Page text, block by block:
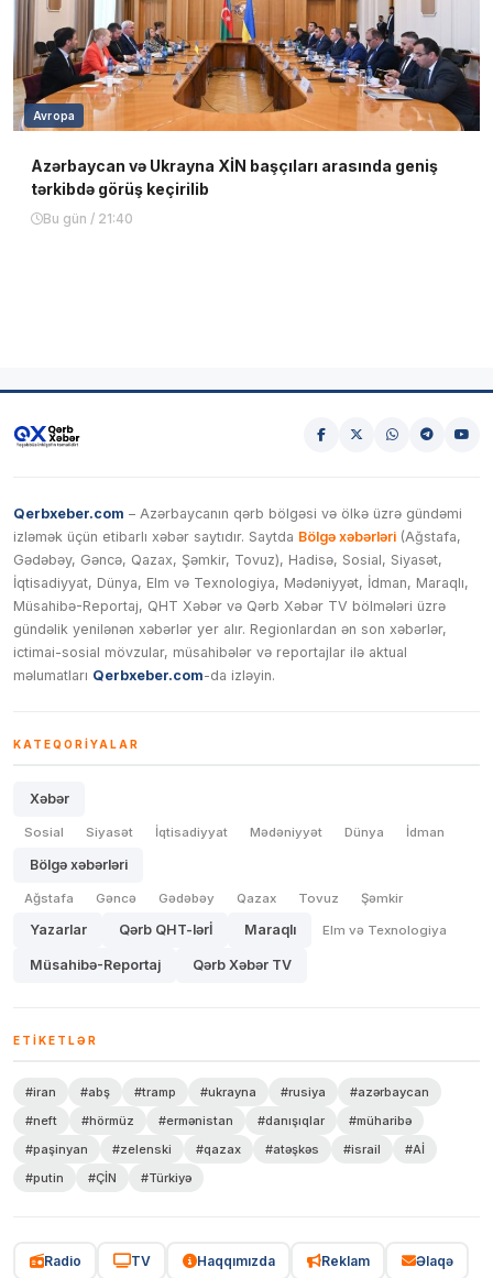
Avropa
Azərbaycan və Ukrayna XİN başçıları arasında geniş
tərkibdə görüş keçirilib
Bu gün / 21:40
Qerbxeber.com – Azərbaycanın qərb bölgəsi və ölkə üzrə gündəmi
izləmək üçün etibarlı xəbər saytıdır. Saytda Bölgə xəbərləri (Ağstafa,
Gədəbəy, Gəncə, Qazax, Şəmkir, Tovuz), Hadisə, Sosial, Siyasət,
İqtisadiyyat, Dünya, Elm və Texnologiya, Mədəniyyət, İdman, Maraqlı,
Müsahibə-Reportaj, QHT Xəbər və Qərb Xəbər TV bölmələri üzrə
gündəlik yenilənən xəbərlər yer alır. Regionlardan ən son xəbərlər,
ictimai-sosial mövzular, müsahibələr və reportajlar ilə aktual
məlumatları Qerbxeber.com-da izləyin.
KATEQORIYALAR
Xəbər
Sosial Siyasət İqtisadiyyat Mədəniyyət Dünya İdman
Bölgə xəbərləri
Ağstafa Gəncə Gədəbəy Qazax Tovuz Şəmkir
Yazarlar Qərb QHT-lərİ Maraqlı Elm və Texnologiya
Müsahibə-Reportaj Qərb Xəbər TV
ETIKETLƏR
#iran #abş #tramp #ukrayna #rusiya
#azərbaycan
#neft
#hörmüz #ermənistan #danışıqlar
#müharibə
#paşinyan
#zelenski #qazax #atəşkəs #israil
#Aİ
#putin
#ÇİN #Türkiyə
Radio TV Haqqımızda Reklam Əlaqə